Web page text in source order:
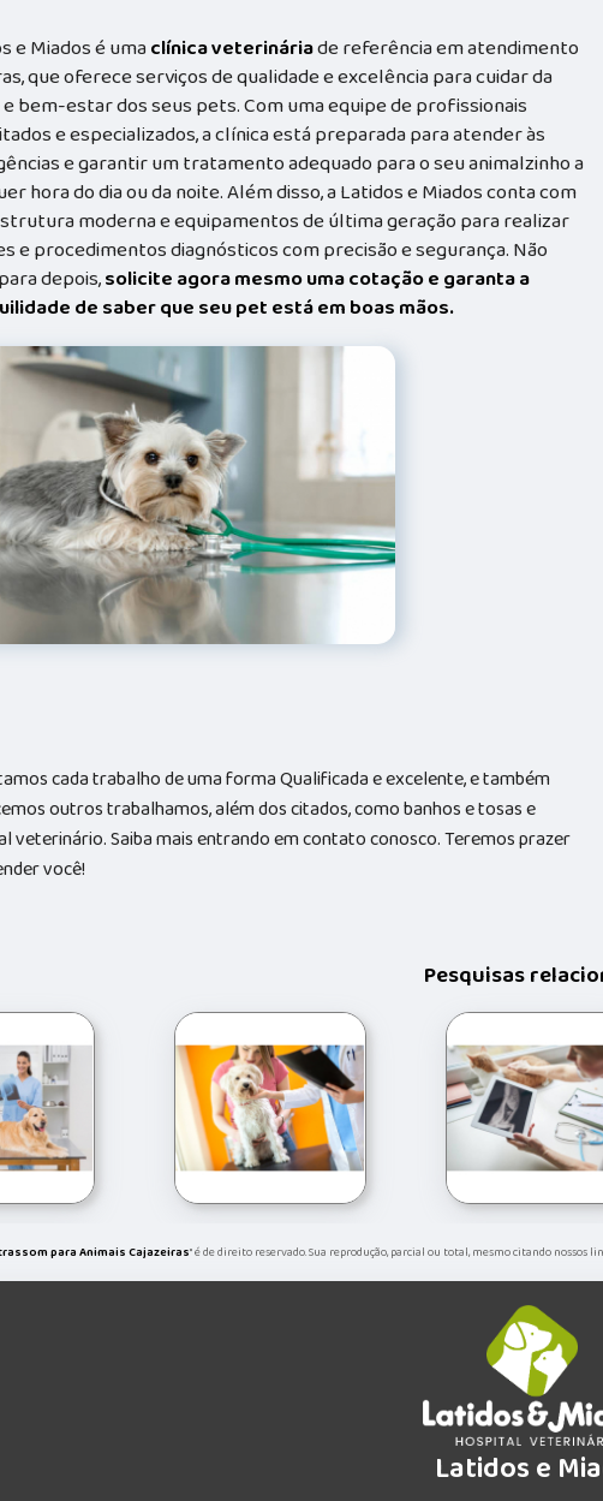
e Miados é umaclínica veterináriade referência em atendimento
que oferece serviços de qualidade e excelência para cuidar da
bem-estar dos seus pets. Com uma equipe de profissionais
e especializados, a clínica está preparada para atender às
e garantir um tratamento adequado para o seu animalzinho a
hora do dia ou da noite. Além disso, a Latidos e Miados conta com
moderna e equipamentos de última geração para realizar
e procedimentos diagnósticos com precisão e segurança. Não
depois,solicite agora mesmo uma cotação e garanta a
de saber que seu pet está em boas mãos.
cada trabalho de uma forma Qualificada e excelente, e também
outros trabalhamos, além dos citados, como banhos e tosas e
veterinário. Saiba mais entrando em contato conosco. Teremos prazer
você!
Pesquisas
para Animais Cajazeiras" é de direito reservado. Sua reprodução, parcial ou total, mesmo citando
Latidos e